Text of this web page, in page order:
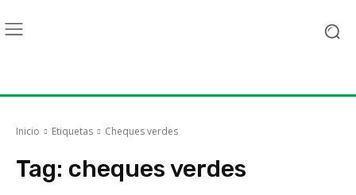
Inicio Etiquetas Cheques verdes
Tag: cheques verdes